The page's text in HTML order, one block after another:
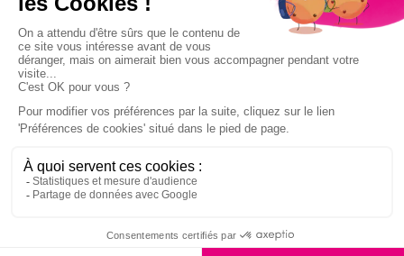
À PROPOS
CGV
Mentions légales
Données personnelles
Devenir adhérent
EN SAVOIR PLUS
Indice de réparabilité
Accès extranet Pulsat
Jeux concours